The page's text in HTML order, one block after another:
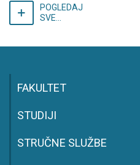
POGLEDAJ
SVE...
FAKULTET
STUDIJI
STRUČNE SLUŽBE